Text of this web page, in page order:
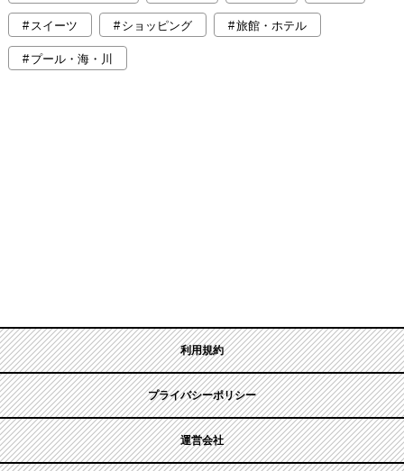
スイーツ ショッピング 旅館・ホテル
プール・海・川
利用規約
プライバシーポリシー
運営会社